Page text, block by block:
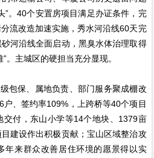
”。40个安置房项目满足办证条件，完
流改造加速实施，秀水河沿线60天完
河沿线全面启动，黑臭水体治理取得
。主城区的硬担当充分显现。
包保、属地负责、部门服务聚成棚改
、签约率109%，上跨桥等40个项目
交付，东山小学等14个地块、1379亩
建设作出积极贡献；宝山区域整治攻
年来群众改善居住环境的愿景得以实